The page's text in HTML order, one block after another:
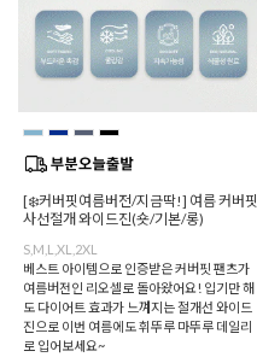
[❄️커버핏여름버전/지금딱!] 여름 커버핏
사선절개 와이드진(숏/기본/롱)
S,M,L,XL,2XL
베스트 아이템으로 인증받은 커버핏 팬츠가
여름버전인 리오셀로 돌아왔어요! 입기만 해
도 다이어트 효과가 느껴지는 절개선 와이드
진으로 이번 여름에도 휘뚜루 마뚜루 데일리
로 입어보세요~